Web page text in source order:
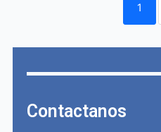
1
Contactanos